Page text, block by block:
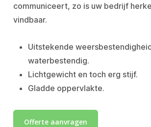
communiceert, zo is uw bedrijf
vindbaar.
Uitstekende
waterbestendig.
Lichtgewicht en toch erg stijf.
Gladde oppervlakte.
Offerte aanvragen